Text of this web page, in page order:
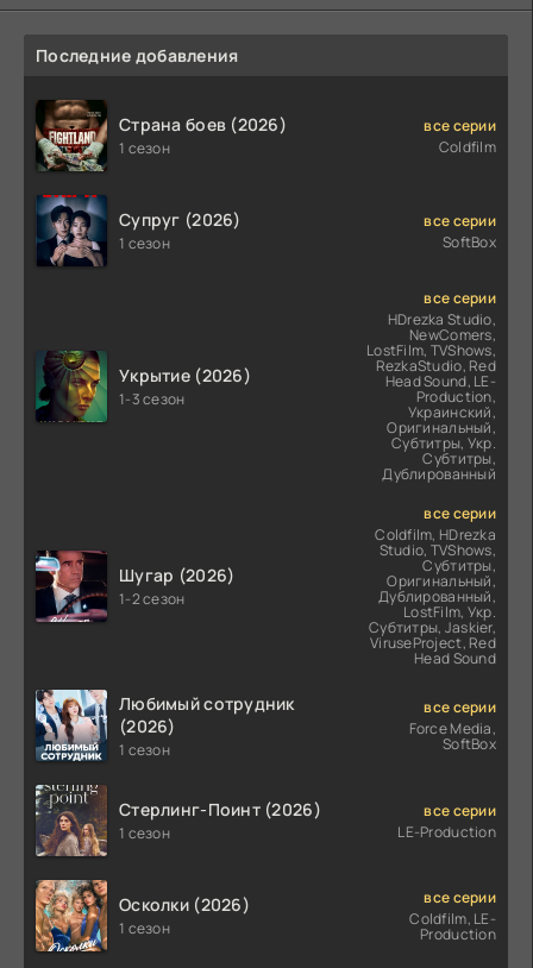
Последние добавления
Страна боев (2026)
1 сезон
все серии
Coldfilm
Супруг (2026)
1 сезон
все серии
SoftBox
Укрытие (2026)
1-3 сезон
все серии
HDrezka Studio,
NewComers,
LostFilm, TVShows,
RezkaStudio, Red
Head Sound, LE-
Production,
Украинский,
Оригинальный,
Субтитры, Укр.
Субтитры,
Дублированный
Шугар (2026)
1-2 сезон
все серии
Coldfilm, HDrezka
Studio, TVShows,
Субтитры,
Оригинальный,
Дублированный,
LostFilm, Укр.
Субтитры, Jaskier,
ViruseProject, Red
Head Sound
Любимый сотрудник
(2026)
1 сезон
все серии
Force Media,
SoftBox
Стерлинг-Поинт (2026)
1 сезон
все серии
LE-Production
Осколки (2026)
1 сезон
все серии
Coldfilm, LE-
Production